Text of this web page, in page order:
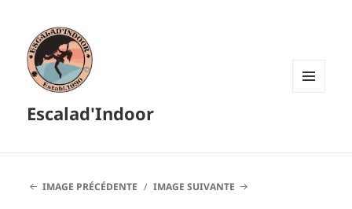
Escalad'Indoor
IMAGE PRÉCÉDENTE IMAGE SUIVANTE